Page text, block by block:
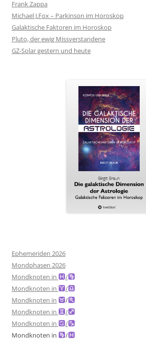
Frank Zappa
Michael J.Fox – Parkinson im Horoskop
Galaktische Faktoren im Horoskop
Pluto, der ewig Missverstandene
GZ-Solar gestern und heute
Ephemeriden 2026
Mondphasen 2026
Mondknoten in
/
Mondknoten in
/
Mondknoten in
/
Mondknoten in
/
Mondknoten in
/
Mondknoten in
/